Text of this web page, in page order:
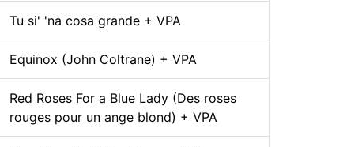
Tu si' 'na cosa grande + VPA
Equinox (John Coltrane) + VPA
Red Roses For a Blue Lady (Des roses
rouges pour un ange blond) + VPA